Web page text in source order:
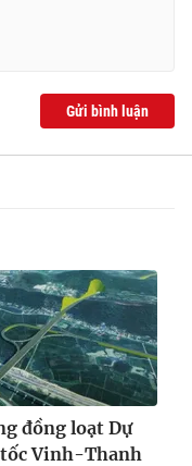
không có sự chấp
khi phát hành lại
Gửi bình luận
đồng loạt Dự
tốc Vinh-Thanh